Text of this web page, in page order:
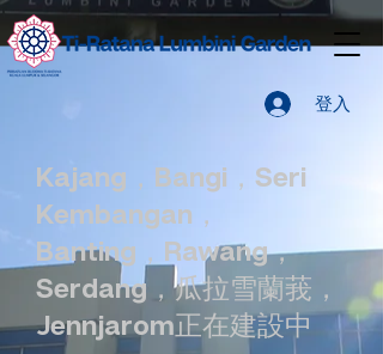
登入
Kajang，Bangi，Seri
Kembangan，
Banting，Rawang，
Serdang，瓜拉雪蘭莪，
Jennjarom正在建設中